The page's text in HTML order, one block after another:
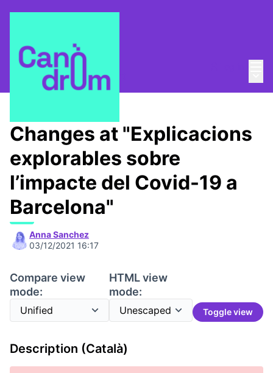
/ Canòdrom Obert
Changes at "Explicacions
explorables sobre
l’impacte del Covid-19 a
Barcelona"
Anna Sanchez
03/12/2021 16:17
Compare view
mode:
HTML view
mode:
Toggle view
Description (Català)